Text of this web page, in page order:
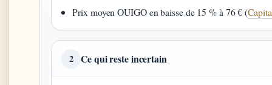
Prix moyen OUIGO en baisse de 15 % à 76 € (
2 Ce qui reste incertain